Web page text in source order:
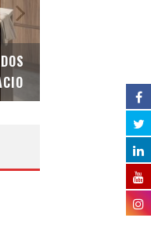
EL INODORO